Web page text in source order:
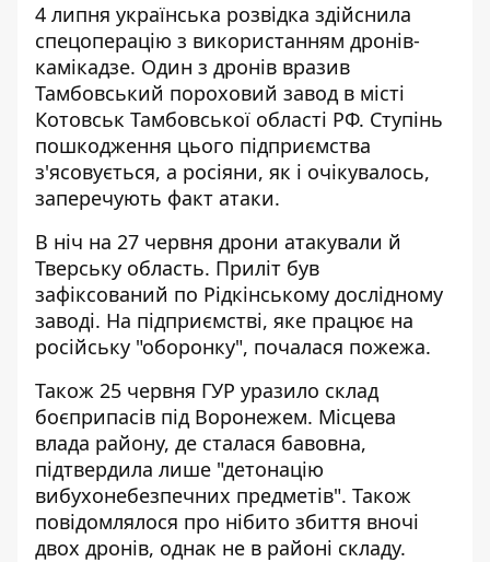
4 липня українська розвідка здійснила
спецоперацію з використанням дронів-
камікадзе. Один з дронів вразив
Тамбовський пороховий завод в місті
Котовськ Тамбовської області РФ. Ступінь
пошкодження цього підприємства
з'ясовується, а росіяни, як і очікувалось,
заперечують факт атаки.
В ніч на 27 червня дрони атакували й
Тверську область. Приліт був
зафіксований по Рідкінському дослідному
заводі. На підприємстві, яке працює на
російську "оборонку", почалася пожежа.
Також 25 червня ГУР уразило склад
боєприпасів під Воронежем. Місцева
влада району, де сталася бавовна,
підтвердила лише "детонацію
вибухонебезпечних предметів". Також
повідомлялося про нібито збиття вночі
двох дронів, однак не в районі складу.